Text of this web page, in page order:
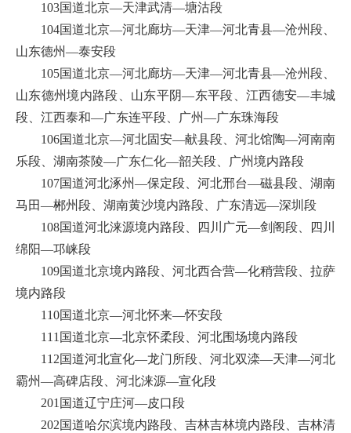
103国道北京—天津武清—塘沽段
104国道北京—河北廊坊—天津—河北青县—沧州段、
山东德州—泰安段
105国道北京—河北廊坊—天津—河北青县—沧州段、
山东德州境内路段、山东平阴—东平段、江西德安—丰城
段、江西泰和—广东连平段、广州—广东珠海段
106国道北京—河北固安—献县段、河北馆陶—河南南
乐段、湖南茶陵—广东仁化—韶关段、广州境内路段
107国道河北涿州—保定段、河北邢台—磁县段、湖南
马田—郴州段、湖南黄沙境内路段、广东清远—深圳段
108国道河北涞源境内路段、四川广元—剑阁段、四川
绵阳—邛崃段
109国道北京境内路段、河北西合营—化稍营段、拉萨
境内路段
110国道北京—河北怀来—怀安段
111国道北京—北京怀柔段、河北围场境内路段
112国道河北宣化—龙门所段、河北双滦—天津—河北
霸州—高碑店段、河北涞源—宣化段
201国道辽宁庄河—皮口段
202国道哈尔滨境内路段、吉林吉林境内路段、吉林清